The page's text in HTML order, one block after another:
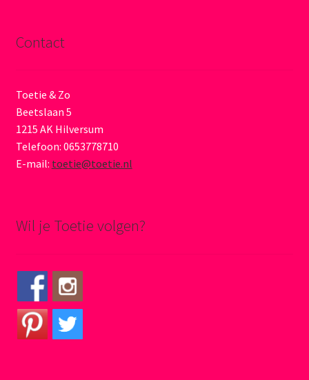
Contact
Toetie & Zo
Beetslaan 5
1215 AK Hilversum
Telefoon: 0653778710
E-mail: toetie@toetie.nl
Wil je Toetie volgen?